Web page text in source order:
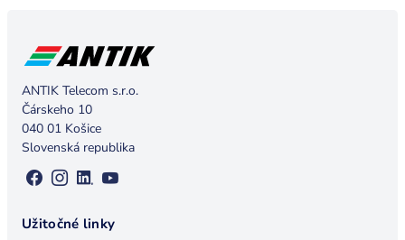
ANTIK Telecom s.r.o.
Čárskeho 10
040 01 Košice
Slovenská republika
Užitočné linky